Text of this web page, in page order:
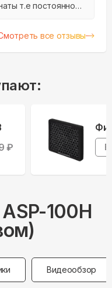
т.е постоянно
все отзывы
₽ В
100H
Видеообзор